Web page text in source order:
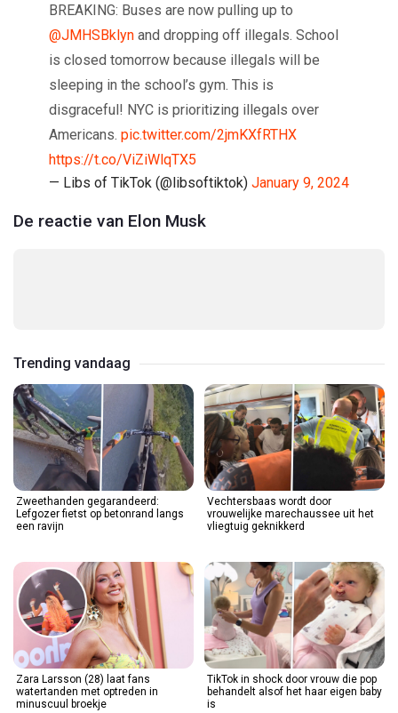
BREAKING: Buses are now pulling up to
@JMHSBklyn and dropping off illegals. School
is closed tomorrow because illegals will be
sleeping in the school’s gym. This is
disgraceful! NYC is prioritizing illegals over
Americans. pic.twitter.com/2jmKXfRTHX
https://t.co/ViZiWlqTX5
— Libs of TikTok (@libsoftiktok) January 9, 2024
De reactie van Elon Musk
Trending vandaag
Zweethanden gegarandeerd:
Lefgozer fietst op betonrand langs
een ravijn
Vechtersbaas wordt door
vrouwelijke marechaussee uit het
vliegtuig geknikkerd
Zara Larsson (28) laat fans
watertanden met optreden in
minuscuul broekje
TikTok in shock door vrouw die pop
behandelt alsof het haar eigen baby
is